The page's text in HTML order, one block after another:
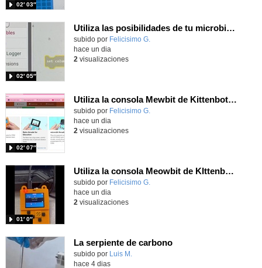
02′ 03″
Utiliza las posibilidades de tu microbit programando com MakeCode para medir temperatura y nivel de luz con Datalogger
Contenido educativo.
subido por Felicisimo G.
02′ 05″
hace un dia
2 visualizaciones
Utiliza la consola Mewbit de Kittenbot para llevar tus juegos arcade de MakeCode a tu mano
Contenido educativo.
subido por Felicisimo G.
02′ 07″
hace un dia
2 visualizaciones
Utiliza la consola Meowbit de KIttenbot para jugar con tus programas MakeCode Arcade
Contenido educativo.
subido por Felicisimo G.
01′ 0″
hace un dia
2 visualizaciones
La serpiente de carbono
Contenido educativo.
subido por Luis M.
hace 4 dias